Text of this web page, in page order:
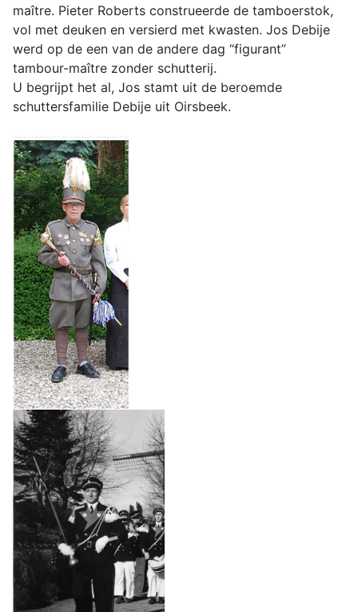
maître. Pieter Roberts construeerde de tamboerstok,
vol met deuken en versierd met kwasten. Jos Debije
werd op de een van de andere dag “figurant”
tambour-maître zonder schutterij.
U begrijpt het al, Jos stamt uit de beroemde
schuttersfamilie Debije uit Oirsbeek.